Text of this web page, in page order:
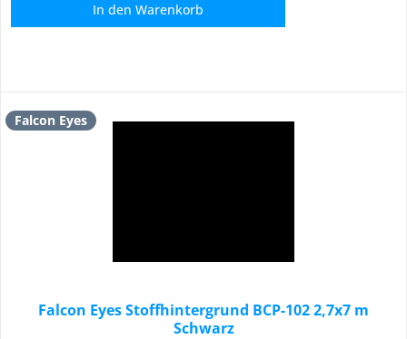
In den Warenkorb
Falcon Eyes
Falcon Eyes Stoffhintergrund BCP-102 2,7x7 m
Schwarz